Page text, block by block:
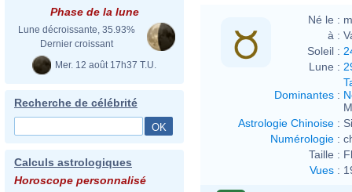
Phase de la lune
Lune décroissante, 35.93%
Dernier croissant
Mer. 12 août 17h37 T.U.
Recherche de célébrité
Calculs astrologiques
Horoscope personnalisé
Né le :
à :
Soleil :
Lune :
Dominantes :
Astrologie Chinoise :
Numérologie :
Taille :
Vues :